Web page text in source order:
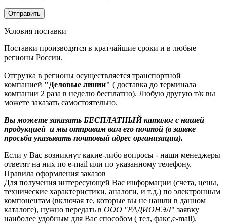
Условия поставки
Поставки производятся в кратчайшие сроки и в любые
регионы России.
Отгрузка в регионы осуществляется транспортной
компанией "Деловые линии" ( доставка до терминала
компании 2 раза в неделю бесплатно). Любую другую т/к вы
можете заказать самостоятельно.
Вы можете заказать БЕСПЛАТНЫЙ каталог с нашей
продукцией и мы отправим вам его почтой (в заявке
просьба указывать почтовый адрес организации).
Если у Вас возникнут какие-либо вопросы - наши менеджеры
ответят на них по e-mail или по указанному телефону.
Правила оформления заказов
Для получения интересующей Вас информации (счета, цены,
технические характеристики, аналоги, и т.д.) по электронным
компонентам (включая те, которые вы не нашли в данном
каталоге), нужно передать в ООО "РАДИОНЭЛ" заявку
наиболее удобным для Вас способом ( тел, факс,e-mail).